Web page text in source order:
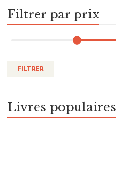
Filtrer par prix
FILTRER
Livres populaires